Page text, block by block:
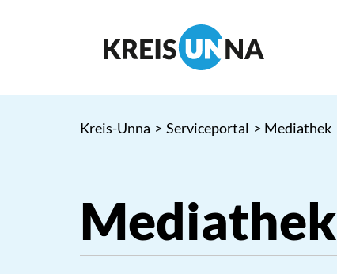
Kreis-Unna > Serviceportal > Mediathek